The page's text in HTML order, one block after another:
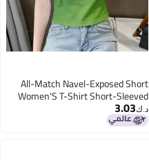
All-Match Navel-Exposed Short
Women'S T-Shirt Short-Sleeved
Slim-Fit Base Slimming High Waist
Summer Tight Spice Girls Ins Wear
د.ك‏3.03